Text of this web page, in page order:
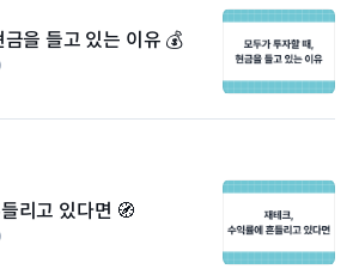
을 들고 있는 이유 💰
리고 있다면 🧭